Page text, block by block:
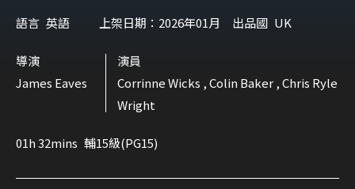
語言 英語 上架日期：2026年01月 出品國 UK
導演
James Eaves
演員
Corrinne Wicks , Colin Baker , Chris Ryle
Wright
01h 32mins 輔15級(PG15)